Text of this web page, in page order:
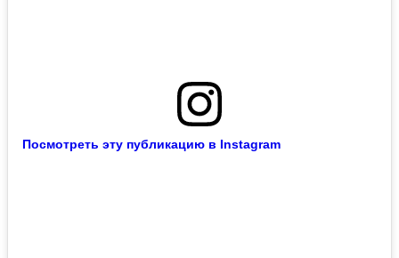
Посмотреть эту публикацию в Instagram